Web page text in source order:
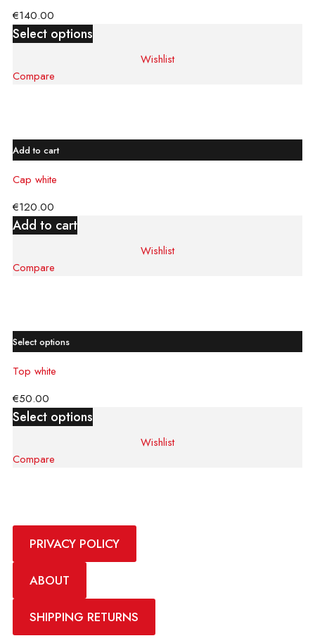
€140.00
Select options
Wishlist
Compare
Add to cart
Cap white
€120.00
Add to cart
Wishlist
Compare
Select options
Top white
€50.00
Select options
Wishlist
Compare
come true
PRIVACY POLICY
ABOUT
SHIPPING RETURNS